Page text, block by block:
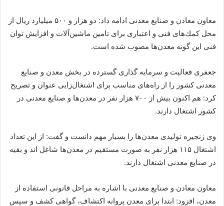
معاون معادن و صنایع معدنی ادامه داد: دو هزار و ۵۰۰ میلیارد ریال از
محل كمك‌های فنی و اعتباری برای تامین ماشین‌آلات و افزایش توان
فنی این گونه معدن‌ها مصوب شده است.
جعفری فعالیت و سرمایه گذاری گسترده در بخش معدن و صنایع
معدنی كشور را از راه‌های مناسب برای اشتغال‌زایی عنوان و تصریح
كرد: هم اكنون بیش از ۷۰۰ هزار نفر در معدن‌ها و صنایع معدنی در
كشور اشتغال دارند.
وی زنجیره تولیدی معدن‌ها را بسیار مهم دانست و گفت: از این تعداد
اشتغال ۱۱۵ هزار نفر به صورت مستقیم در معدن‌ها شاغل اند و بقیه
در صنایع معدنی اشتغال دارند.
معاون معادن و صنایع معدنی با اشاره به مراحل قانونی استفاده از
معدن، افزود: ابتدا برای معدن پروانه اكتشاف، گواهی كشف و سپس